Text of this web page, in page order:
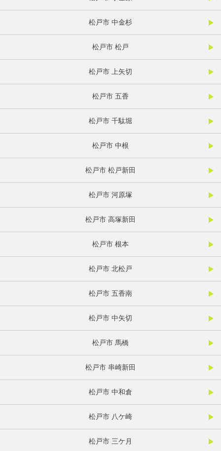
松戸市 中金杉
松戸市 松戸
松戸市 上矢切
松戸市 五香
松戸市 千駄堀
松戸市 中根
松戸市 松戸新田
松戸市 河原塚
松戸市 高塚新田
松戸市 根本
松戸市 北松戸
松戸市 五香南
松戸市 中矢切
松戸市 馬橋
松戸市 串崎新田
松戸市 中和倉
松戸市 八ケ崎
松戸市 三ケ月